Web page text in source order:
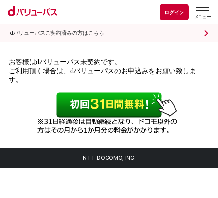
ログイン
dバリューパスご契約済みの方はこちら
お客様はdバリューパス未契約です。
ご利用頂く場合は、dバリューパスのお申込みをお願い致しま
す。
NTT DOCOMO, INC.